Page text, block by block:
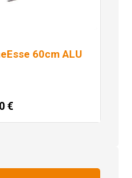
60cm ALU
€
košaricu